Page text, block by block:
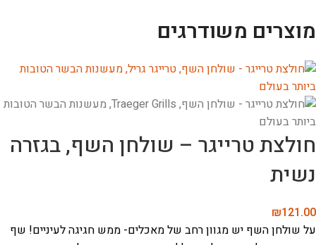
מוצרים משודרגים
חולצת טרייגר – שולחן השף, בגזרה
נשית
₪121.00
על שולחן השף יש מגוון רחב של מאכלים- ממש חגיגה לעיניים! שף